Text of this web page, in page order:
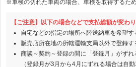
※車検の切れた車両の場合、車検を取得するた
【ご注意】以下の場合などで支払総額が変わ
自宅などの指定の場所へ陸送納車を希望す
販売店所在地の所轄運輸支局以外で登録す
商談～契約～登録の間に「登録月」がずれ
（登録月が3月から4月にずれる場合は自